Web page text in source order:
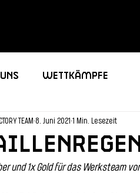
Wettkämpfe
TEAM 8. Juni 2021 1 Min. Lesezeit
und 1x Gold für das Werksteam